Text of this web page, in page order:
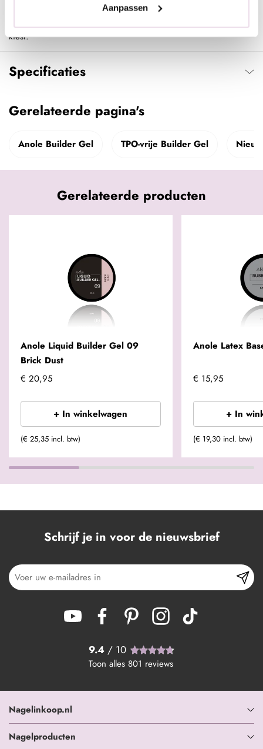
Aanpassen
ook voor de foto’s die we op onze social media gebruiken. Wij
kiest.
Specificaties
Gerelateerde pagina's
Anole Builder Gel TPO-vrije Builder Gel Nieuw
Gerelateerde producten
Anole Liquid Builder Gel 09
Brick Dust
€ 20,95
+ In winkelwagen
(€ 25,35 incl. btw)
Anole Latex
€ 15,95
+ In
(€ 19,30 incl. btw)
Schrijf je in voor de nieuwsbrief
9.4 / 10
Toon alles 801 reviews
Nagelinkoop.nl
Nagelproducten